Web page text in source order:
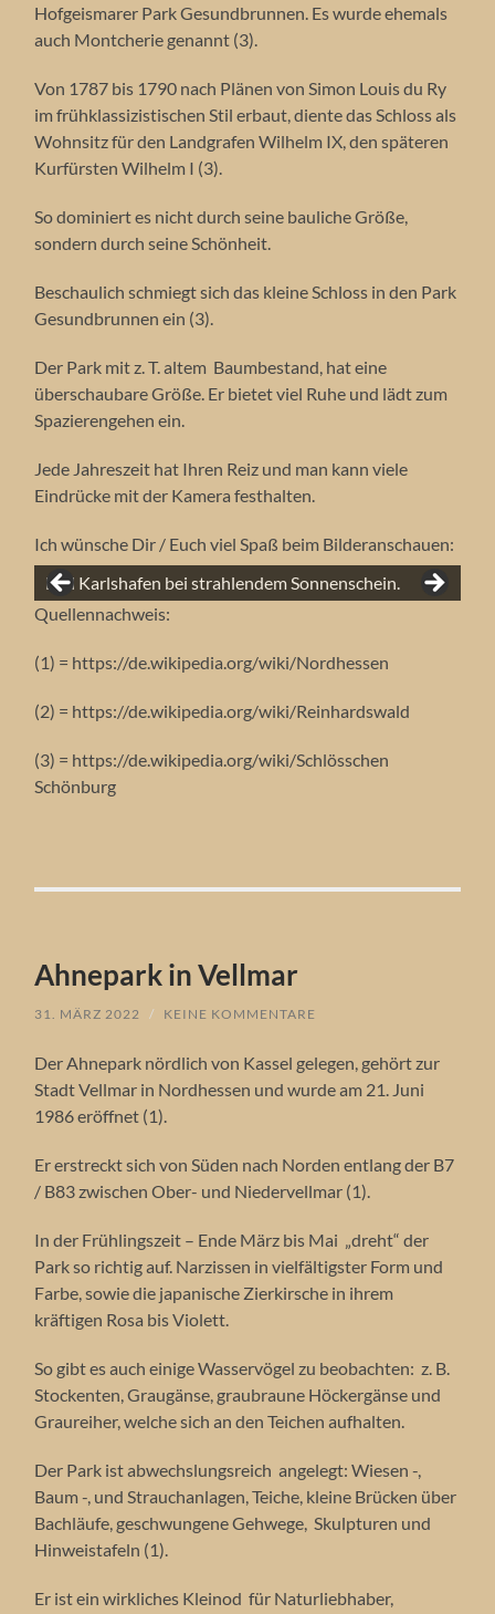
Hofgeismarer Park Gesundbrunnen. Es wurde ehemals
auch Montcherie genannt (3).
Von 1787 bis 1790 nach Plänen von Simon Louis du Ry
im frühklassizistischen Stil erbaut, diente das Schloss als
Wohnsitz für den Landgrafen Wilhelm IX, den späteren
Kurfürsten Wilhelm I (3).
So dominiert es nicht durch seine bauliche Größe,
sondern durch seine Schönheit.
Beschaulich schmiegt sich das kleine Schloss in den Park
Gesundbrunnen ein (3).
Der Park mit z. T. altem Baumbestand, hat eine
überschaubare Größe. Er bietet viel Ruhe und lädt zum
Spazierengehen ein.
Jede Jahreszeit hat Ihren Reiz und man kann viele
Eindrücke mit der Kamera festhalten.
Ich wünsche Dir / Euch viel Spaß beim Bilderanschauen:
Reifes Kornfeld mit Sonnenuntergang bei
Hombressen.
Die Trendelburg im Schnee zum Lichterfest, Anfang
Dez. 2023.
Bad Karlshafen bei strahlendem Sonnenschein.
Helmarshausen zu Herbstbeginn mit
Nebelschwaden.
Der Dampfer "Kaiser Wilhelm" auf der Weser, 2022.
Herrliche rote Mohnblüten vor azurblauem Himmel
bei Hofgeismar.
Rapsblüte in Sababurg bei strahlendem
Sonnenschein..
Fast mystisch diese Stimmung, frühmorgens bei
Beberbeck.
bei Immenhausen, im Hintergrund der Hohe
Dörnberg.
Reife Frucht im Sommer 2020 in der Gemarkung
Hombressen.
Morgenstimmung bei Hofgeismar.
Winterlicher Brunnentempel in Hofgeismar im Jahr
2025.
Herbstliches Schlösschen Schönburg im Jahr 2021.
"Das Tempelchen" im Jahr 2021.
Das Schlösschen Schönburg im Jahr 2003.
Quellennachweis:
(1) = https://de.wikipedia.org/wiki/Nordhessen
(2) = https://de.wikipedia.org/wiki/Reinhardswald
(3) = https://de.wikipedia.org/wiki/Schlösschen
Schönburg
Ahnepark in Vellmar
31. MÄRZ 2022 / KEINE KOMMENTARE
Der Ahnepark nördlich von Kassel gelegen, gehört zur
Stadt Vellmar in Nordhessen und wurde am 21. Juni
1986 eröffnet (1).
Er erstreckt sich von Süden nach Norden entlang der B7
/ B83 zwischen Ober- und Niedervellmar (1).
In der Frühlingszeit – Ende März bis Mai „dreht“ der
Park so richtig auf. Narzissen in vielfältigster Form und
Farbe, sowie die japanische Zierkirsche in ihrem
kräftigen Rosa bis Violett.
So gibt es auch einige Wasservögel zu beobachten: z. B.
Stockenten, Graugänse, graubraune Höckergänse und
Graureiher, welche sich an den Teichen aufhalten.
Der Park ist abwechslungsreich angelegt: Wiesen -,
Baum -, und Strauchanlagen, Teiche, kleine Brücken über
Bachläufe, geschwungene Gehwege, Skulpturen und
Hinweistafeln (1).
Er ist ein wirkliches Kleinod für Naturliebhaber,